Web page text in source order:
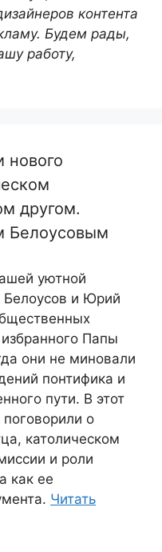
контента
Будем рады,
работу,
нового
другом.
Белоусовым
уютной
Белоусов и Юрий
Папы
они не миновали
понтифика и
пути. В этот
о
католическом
и роли
как ее
Читать